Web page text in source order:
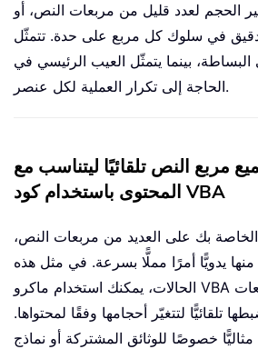
الحجم لعدد قليل من مربعات النص، أو
في سلوك كل مربع على حدة. تتمثّل
البساطة، بينما يتمثّل العيب الرئيسي في
الحاجة إلى تكرار العملية لكل عنصر.
مربع النص تلقائيًا ليتناسب مع
المحتوى باستخدام كود VBA
بك على العديد من مربعات النص،
يدويًّا أمرًا مملًّا بسرعة. في مثل هذه
الحالات، يمكنك استخدام ماكرو VBA لمعالجة جميع مربعات
تلقائيًّا لتتغيّر أحجامها وفقًا لمحتواها.
خصوصًا للوثائق المشتركة أو نماذج